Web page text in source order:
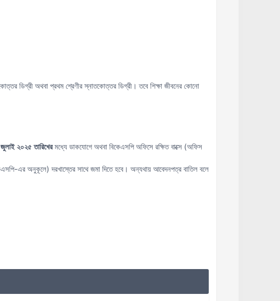
ডিগ্রী অথবা প্রথম শ্রেণীর স্নাতকোত্তর ডিগ্রী। তবে শিক্ষা জীবনের কোনো
২০২৫ তারিখেরমধ্যে ডাকযোগে অথবা বিকেএসপি অফিসে রক্ষিত বাক্সে (অফিস
এর অনুকূলে) দরখাস্তের সাথে জমা দিতে হবে। অন্যথায় আবেদনপত্র বাতিল বলে